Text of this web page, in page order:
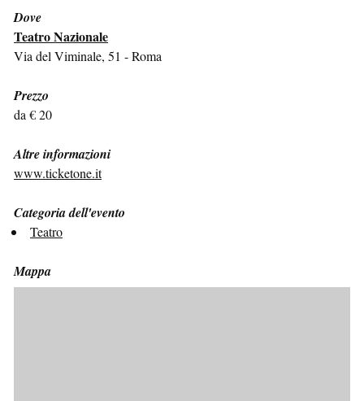
Dove
Teatro Nazionale
Via del Viminale, 51 - Roma
Prezzo
da € 20
Altre informazioni
www.ticketone.it
Categoria dell'evento
Teatro
Mappa